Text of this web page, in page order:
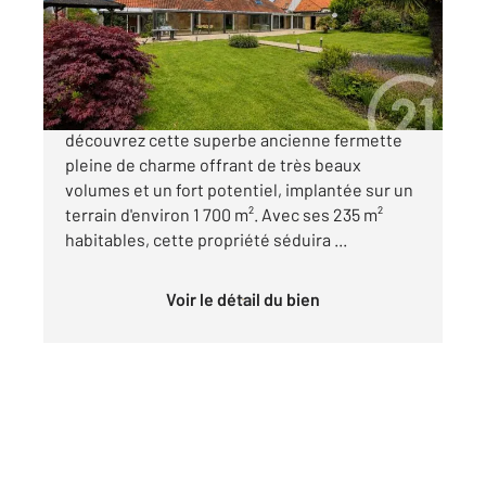
Maison à vendre
261 000 €
À seulement 5 minutes de Hucqueliers,
découvrez cette superbe ancienne fermette
pleine de charme offrant de très beaux
volumes et un fort potentiel, implantée sur un
terrain d'environ 1 700 m². Avec ses 235 m²
habitables, cette propriété séduira ...
Voir le détail du bien